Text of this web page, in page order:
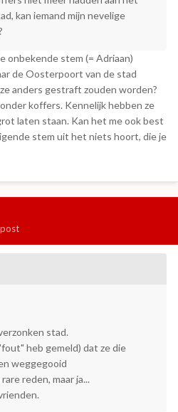
kan iemand mijn nevelige
onbekende stem (= Adriaan)
de Oosterpoort van de stad
anders gestraft zouden worden?
koffers. Kennelijk hebben ze
laten staan. Kan het me ook best
stem uit het niets hoort, die je
stad.
heb gemeld) dat ze die
weggegooid
reden, maar ja...